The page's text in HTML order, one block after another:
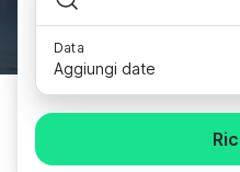
Data
Aggiungi date